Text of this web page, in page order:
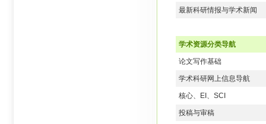
最新科研情报与学术新闻
学术资源分类导航
论文写作基础
学术科研网上信息导航
核心、EI、SCI
投稿与审稿